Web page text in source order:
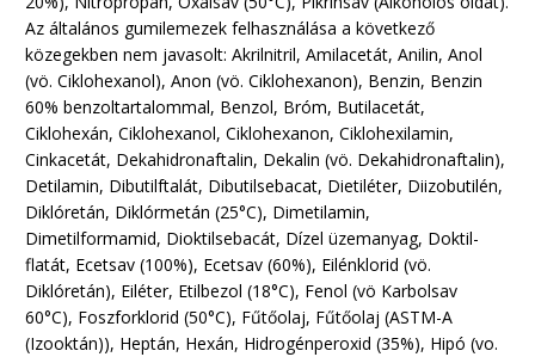
Az általános gumilemezek felhasználása a következő
közegekben nem javasolt: Akrilnitril, Amilacetát, Anilin, Anol
(vö. Ciklohexanol), Anon (vö. Ciklohexanon), Benzin, Benzin
60% benzoltartalommal, Benzol, Bróm, Butilacetát,
Ciklohexán, Ciklohexanol, Ciklohexanon, Ciklohexilamin,
Cinkacetát, Dekahidronaftalin, Dekalin (vö. Dekahidronaftalin),
Detilamin, Dibutilftalát, Dibutilsebacat, Dietiléter, Diizobutilén,
Diklóretán, Diklórmetán (25°C), Dimetilamin,
Dimetilformamid, Dioktilsebacát, Dízel üzemanyag, Doktil-
flatát, Ecetsav (100%), Ecetsav (60%), Eilénklorid (vö.
Diklóretán), Eiléter, Etilbezol (18°C), Fenol (vö Karbolsav
60°C), Foszforklorid (50°C), Fűtőolaj, Fűtőolaj (ASTM-A
(Izooktán)), Heptán, Hexán, Hidrogénperoxid (35%), Hipó (vo.